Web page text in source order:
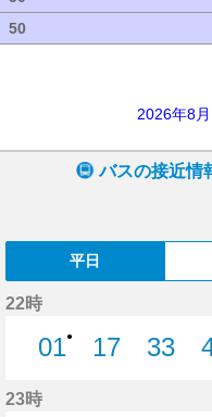
50
2026年8
バスの接近情
平日
22時
01●
17
33
23時